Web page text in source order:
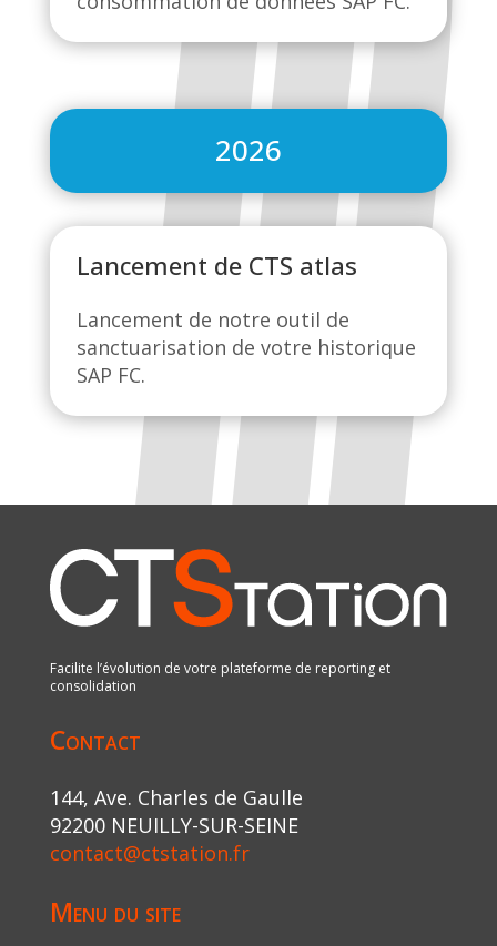
2026
Lancement de CTS atlas
Lancement de notre outil de
sanctuarisation de votre historique
SAP FC.
Facilite l’évolution de votre plateforme de reporting et
consolidation
Contact
144, Ave. Charles de Gaulle
92200 NEUILLY-SUR-SEINE
contact@ctstation.fr
Menu du site